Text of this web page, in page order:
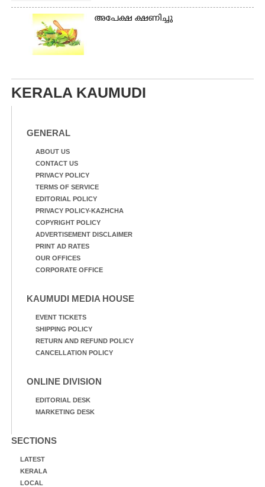
അപേക്ഷ ക്ഷണിച്ചു
KERALA KAUMUDI
GENERAL
ABOUT US
CONTACT US
PRIVACY POLICY
TERMS OF SERVICE
EDITORIAL POLICY
PRIVACY POLICY-KAZHCHA
COPYRIGHT POLICY
ADVERTISEMENT DISCLAIMER
PRINT AD RATES
OUR OFFICES
CORPORATE OFFICE
KAUMUDI MEDIA HOUSE
EVENT TICKETS
SHIPPING POLICY
RETURN AND REFUND POLICY
CANCELLATION POLICY
ONLINE DIVISION
EDITORIAL DESK
MARKETING DESK
SECTIONS
LATEST
KERALA
LOCAL